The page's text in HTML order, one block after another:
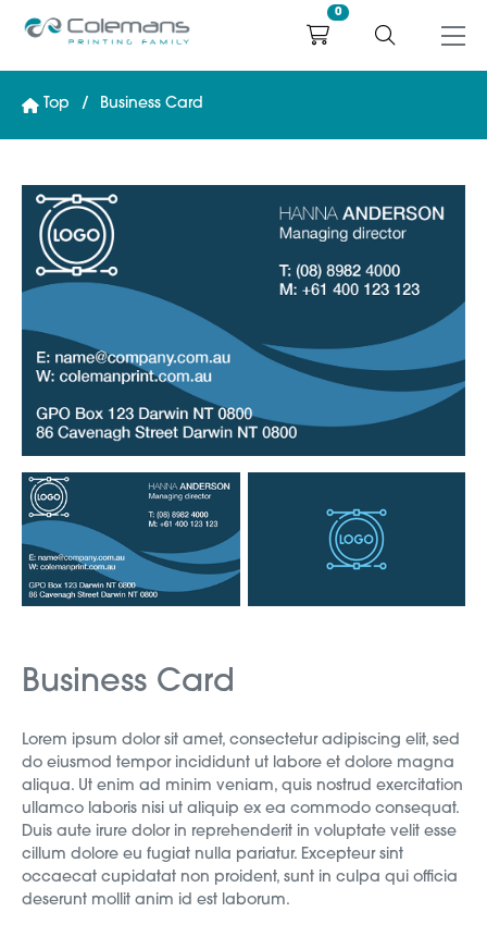
0
Top Business Card
Business Card
Lorem ipsum dolor sit amet, consectetur adipiscing elit, sed
do eiusmod tempor incididunt ut labore et dolore magna
aliqua. Ut enim ad minim veniam, quis nostrud exercitation
ullamco laboris nisi ut aliquip ex ea commodo consequat.
Duis aute irure dolor in reprehenderit in voluptate velit esse
cillum dolore eu fugiat nulla pariatur. Excepteur sint
occaecat cupidatat non proident, sunt in culpa qui officia
deserunt mollit anim id est laborum.